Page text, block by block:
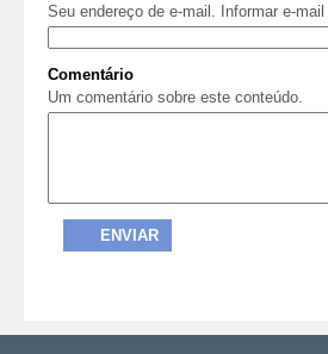
Seu endereço de e-mail. Informar e-
Comentário
Um comentário sobre este conteúdo.